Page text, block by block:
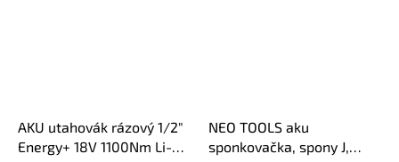
AKU utahovák rázový 1/2"
Energy+ 18V 1100Nm Li-
NEO TOOLS aku
sponkovačka, spony J,